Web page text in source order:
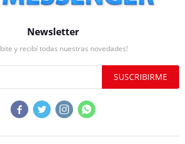
Newsletter
y recibí todas nuestras novedades!
SUSCRIBIRME
   